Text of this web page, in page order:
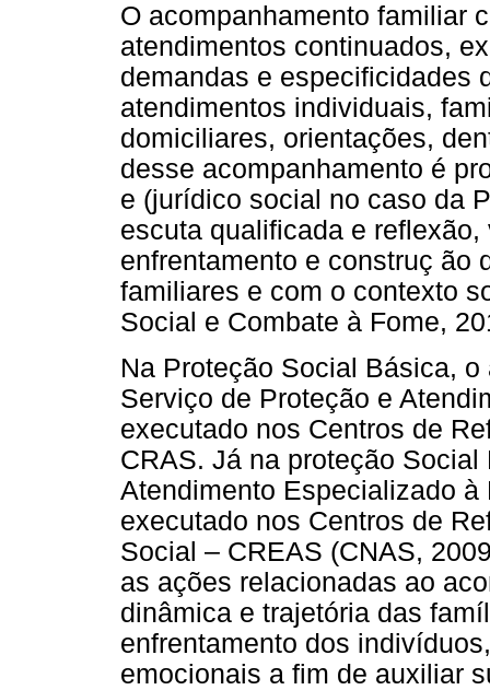
O acompanhamento familiar
atendimentos continuados,
demandas e especificidades
atendimentos individuais,
domiciliares, orientações,
desse acompanhamento é
e (jurídico social no caso da
escuta qualificada e
enfrentamento e construç ão
familiares e com o contexto
Social e Combate à Fome,
Na Proteção Social Básica,
Serviço de Proteção e
executado nos Centros de
CRAS. Já na proteção
Atendimento Especializado
executado nos Centros de
Social – CREAS (CNAS,
as ações relacionadas ao
dinâmica e trajetória das
enfrentamento dos
emocionais a fim de auxiliar